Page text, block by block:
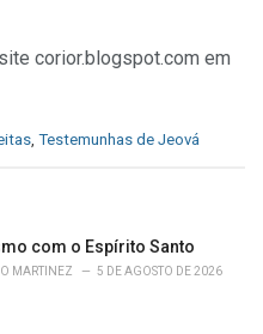
corior.blogspot.com em
Testemunhas de Jeová
com o Espírito Santo
MARTINEZ 5 DE AGOSTO DE 2026